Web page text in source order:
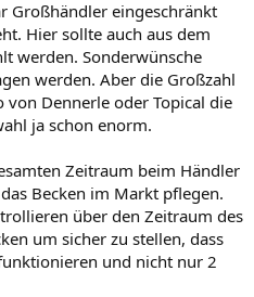
Großhändler eingeschränkt
Hier sollte auch aus dem
werden. Sonderwünsche
werden. Aber die Großzahl
Dennerle oder Topical die
ja schon enorm.
Zeitraum beim Händler
Becken im Markt pflegen.
über den Zeitraum des
um sicher zu stellen, dass
und nicht nur 2